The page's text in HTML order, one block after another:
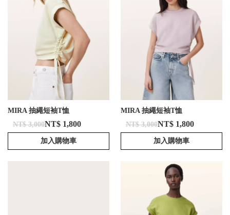
MIRA 抽繩短袖T恤
NT$ 3,000NT$ 1,800
加入購物車
MIRA 抽繩短袖T恤
NT$ 3,000NT$ 1,800
加入購物車